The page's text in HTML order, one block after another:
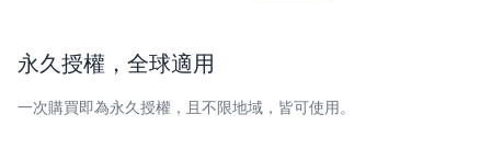
永久授權，全球適用
一次購買即為永久授權，且不限地域，皆可使用。